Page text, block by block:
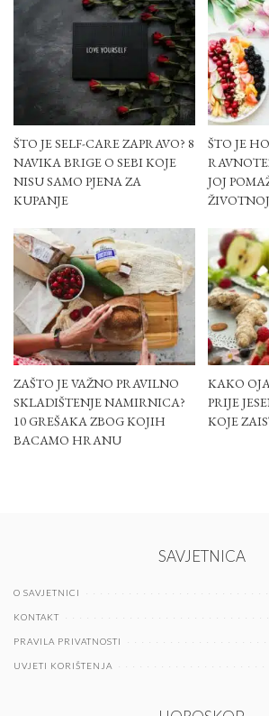
ŠTO JE SELF-CARE ZAPRAVO? 8
NAVIKA BRIGE O SEBI KOJE
NISU SAMO PJENA ZA
KUPANJE
ŠTO JE
JOJ
ZAŠTO JE VAŽNO PRAVILNO
SKLADIŠTENJE NAMIRNICA?
10 GREŠAKA ZBOG KOJIH
BACAMO HRANU
KAKO
PRIJE
KOJE
SAVJETNICA
O SAVJETNICI
KONTAKT
PRAVILA PRIVATNOSTI
UVJETI KORIŠTENJA